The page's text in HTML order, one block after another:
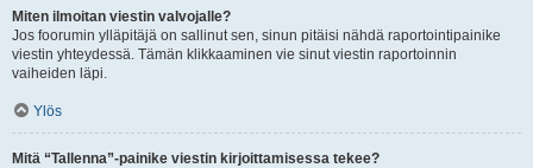
Miten ilmoitan viestin valvojalle?
Jos foorumin ylläpitäjä on sallinut sen, sinun pitäisi nähdä raportointipainike
viestin yhteydessä. Tämän klikkaaminen vie sinut viestin raportoinnin
vaiheiden läpi.
Ylös
Mitä “Tallenna”-painike viestin kirjoittamisessa tekee?